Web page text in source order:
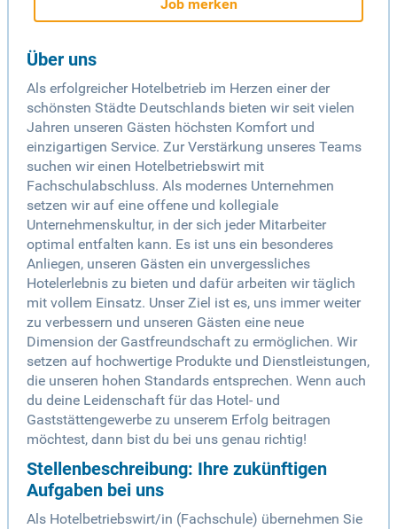
Job merken
Über uns
Als erfolgreicher Hotelbetrieb im Herzen einer der
schönsten Städte Deutschlands bieten wir seit vielen
Jahren unseren Gästen höchsten Komfort und
einzigartigen Service. Zur Verstärkung unseres Teams
suchen wir einen Hotelbetriebswirt mit
Fachschulabschluss. Als modernes Unternehmen
setzen wir auf eine offene und kollegiale
Unternehmenskultur, in der sich jeder Mitarbeiter
optimal entfalten kann. Es ist uns ein besonderes
Anliegen, unseren Gästen ein unvergessliches
Hotelerlebnis zu bieten und dafür arbeiten wir täglich
mit vollem Einsatz. Unser Ziel ist es, uns immer weiter
zu verbessern und unseren Gästen eine neue
Dimension der Gastfreundschaft zu ermöglichen. Wir
setzen auf hochwertige Produkte und Dienstleistungen,
die unseren hohen Standards entsprechen. Wenn auch
du deine Leidenschaft für das Hotel- und
Gaststättengewerbe zu unserem Erfolg beitragen
möchtest, dann bist du bei uns genau richtig!
Stellenbeschreibung: Ihre zukünftigen
Aufgaben bei uns
Als Hotelbetriebswirt/in (Fachschule) übernehmen Sie